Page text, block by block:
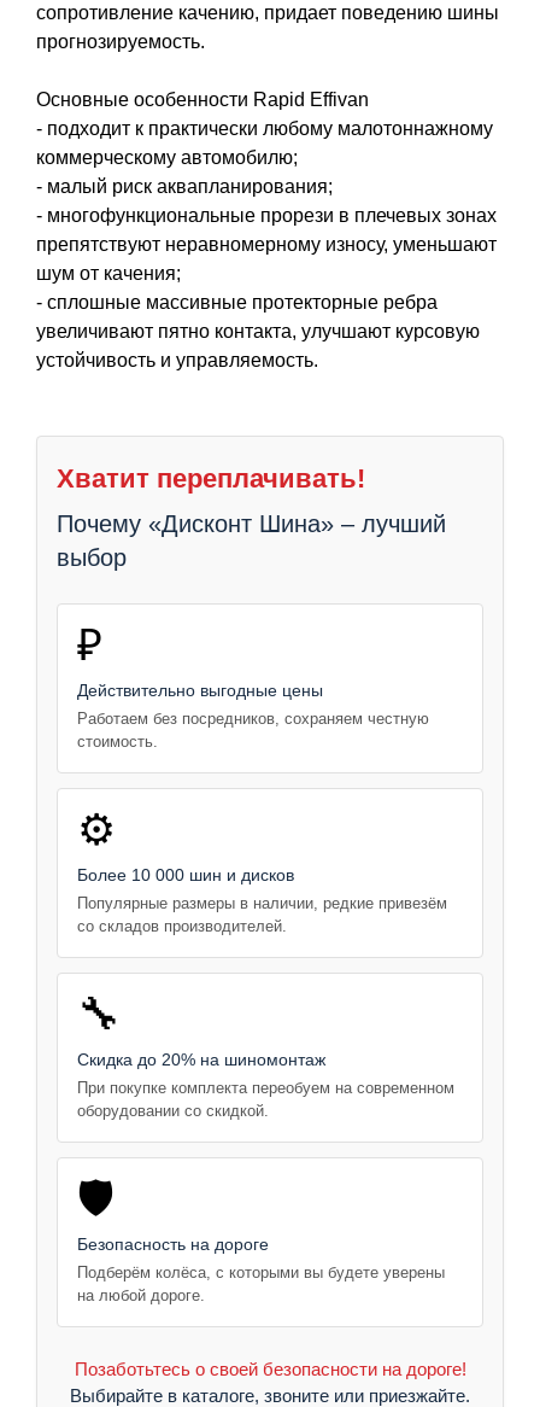
сопротивление качению, придает поведению шины
прогнозируемость.
Основные особенности Rapid Effivan
- подходит к практически любому малотоннажному
коммерческому автомобилю;
- малый риск аквапланирования;
- многофункциональные прорези в плечевых зонах
препятствуют неравномерному износу, уменьшают
шум от качения;
- сплошные массивные протекторные ребра
увеличивают пятно контакта, улучшают курсовую
устойчивость и управляемость.
Хватит переплачивать!
Почему «Дисконт Шина» – лучший
выбор
₽
Действительно выгодные цены
Работаем без посредников, сохраняем честную
стоимость.
⚙️
Более 10 000 шин и дисков
Популярные размеры в наличии, редкие привезём
со складов производителей.
🔧
Скидка до 20% на шиномонтаж
При покупке комплекта переобуем на современном
оборудовании со скидкой.
🛡️
Безопасность на дороге
Подберём колёса, с которыми вы будете уверены
на любой дороге.
Позаботьтесь о своей безопасности на дороге!
Выбирайте в каталоге, звоните или приезжайте.